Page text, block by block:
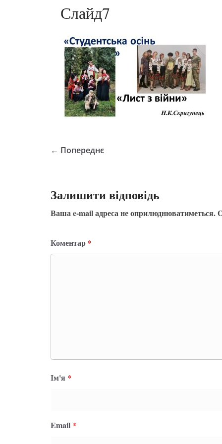
Слайд7
← Попереднє
Залишити відповідь
Ваша e-mail адреса не оприлюднюватиметься.
Коментар *
Ім'я *
Email *